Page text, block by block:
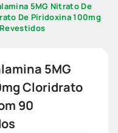
5MG Nitrato De
De Piridoxina 100mg
5MG
Cloridrato
90